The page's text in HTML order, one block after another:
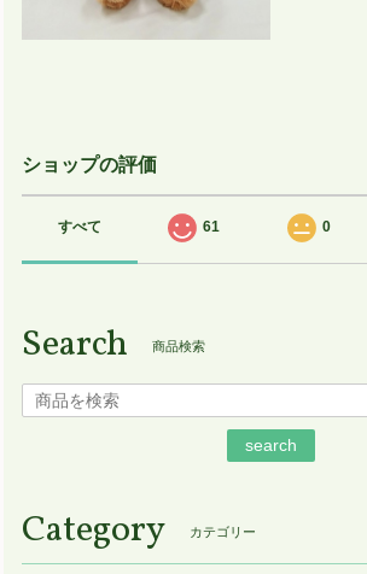
ショップの評価
すべて 61 0
Search 商品検索
search
Category カテゴリー